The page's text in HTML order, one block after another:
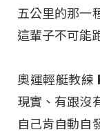
五公里的那一
這輩子不可能
奧運輕艇教練
現實、有跟沒
自己肯自動自